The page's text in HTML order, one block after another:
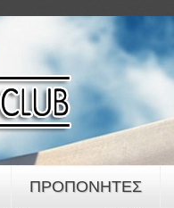
ΠΡΟΠΟΝΗΤΕΣ